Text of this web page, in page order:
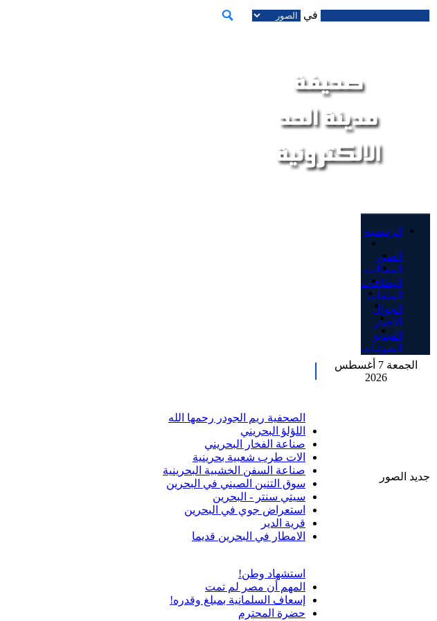
في
الرئيسية
الصور
المقالات
البطاقات
الملفات
الجوال
الأخبار
الفيديو
الصوتيات
الجمعة 7 أغسطس
2026
جديد الصور
الصحفية ريم الجودر رحمها الله
اللؤلؤ البحريني
صناعة الفخار البحريني
الات طرب شعبية بحرينية
صناعة السفن الخشبية البحرينية
سوق التنين الصيني في البحرين
سيتي سنتر - البحرين
استعراض جوي في البحرين
قرية الدير
الامطار في البحرين قديما
استشهاد وطن!
المهم أن مصر لم تمت
إسعاف السلمانية بمبلغ وقدره!
حضرة المحترم